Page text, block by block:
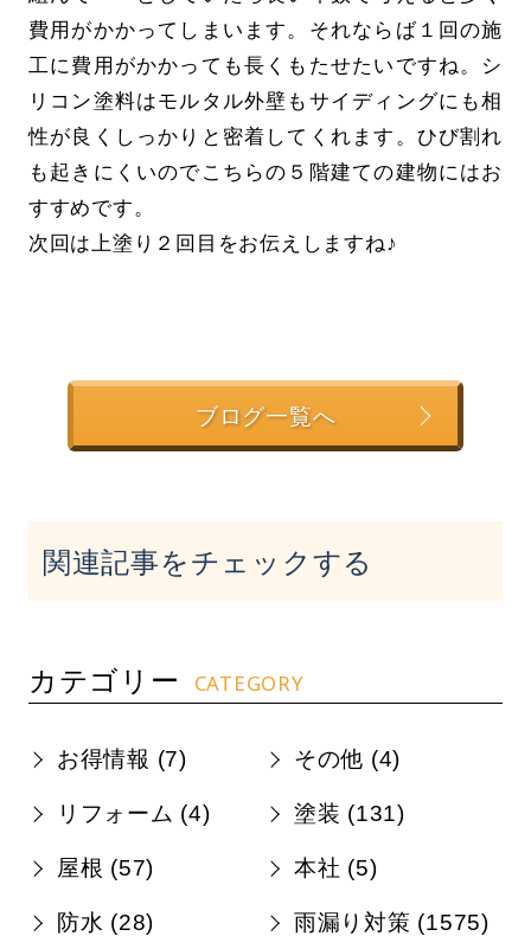
費用がかかってしまいます。それならば１回の施
工に費用がかかっても長くもたせたいですね。シ
リコン塗料はモルタル外壁もサイディングにも相
性が良くしっかりと密着してくれます。ひび割れ
も起きにくいのでこちらの５階建ての建物にはお
すすめです。
次回は上塗り２回目をお伝えしますね♪
ブログ一覧へ
関連記事をチェックする
カテゴリー CATEGORY
お得情報 (7) その他 (4)
リフォーム (4) 塗装 (131)
屋根 (57) 本社 (5)
防水 (28) 雨漏り対策 (1575)